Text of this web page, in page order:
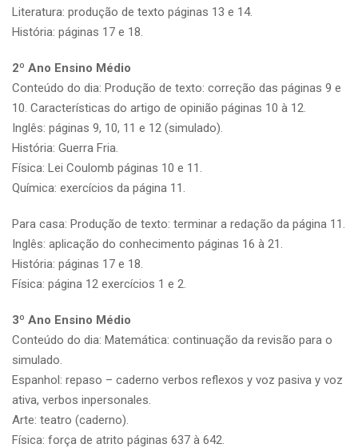
Literatura: produção de texto páginas 13 e 14.
História: páginas 17 e 18.
2º Ano Ensino Médio
Conteúdo do dia: Produção de texto: correção das páginas 9 e
10. Características do artigo de opinião páginas 10 à 12.
Inglês: páginas 9, 10, 11 e 12 (simulado).
História: Guerra Fria.
Física: Lei Coulomb páginas 10 e 11.
Química: exercícios da página 11.
Para casa: Produção de texto: terminar a redação da página 11.
Inglês: aplicação do conhecimento páginas 16 à 21.
História: páginas 17 e 18.
Física: página 12 exercícios 1 e 2.
3º Ano Ensino Médio
Conteúdo do dia: Matemática: continuação da revisão para o
simulado.
Espanhol: repaso – caderno verbos reflexos y voz pasiva y voz
ativa, verbos inpersonales.
Arte: teatro (caderno).
Física: força de atrito páginas 637 à 642.